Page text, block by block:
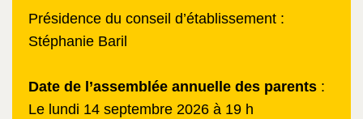
Présidence du conseil d’établissement :
Stéphanie Baril
Date de l’assemblée annuelle des parents :
Le lundi 14 septembre 2026 à 19 h